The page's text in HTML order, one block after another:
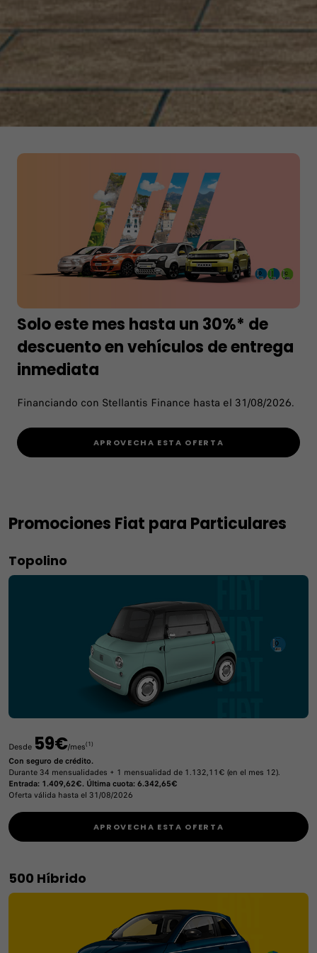
Solo este mes hasta un 30%* de
descuento en vehículos de entrega
inmediata
Financiando con Stellantis Finance hasta el 31/08/2026.
APROVECHA ESTA OFERTA
Promociones Fiat para Particulares
Topolino
Desde 59€/mes(1)
Con seguro de crédito.
Durante 34 mensualidades + 1 mensualidad de 1.132,11€ (en el mes 12).
Entrada: 1.409,62€. Última cuota: 6.342,65€
Oferta válida hasta el 31/08/2026
APROVECHA ESTA OFERTA
500 Híbrido